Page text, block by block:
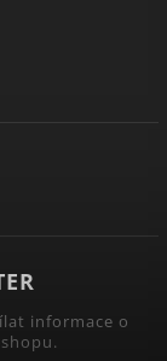
informace o